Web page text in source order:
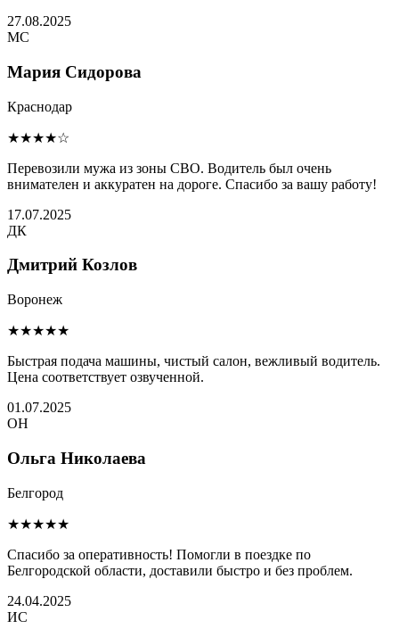
27.08.2025
МС
Мария Сидорова
Краснодар
★★★★☆
Перевозили мужа из зоны СВО. Водитель был очень
внимателен и аккуратен на дороге. Спасибо за вашу работу!
17.07.2025
ДК
Дмитрий Козлов
Воронеж
★★★★★
Быстрая подача машины, чистый салон, вежливый водитель.
Цена соответствует озвученной.
01.07.2025
ОН
Ольга Николаева
Белгород
★★★★★
Спасибо за оперативность! Помогли в поездке по
Белгородской области, доставили быстро и без проблем.
24.04.2025
ИС